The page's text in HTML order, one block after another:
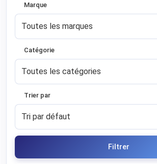
Marque
Catégorie
Trier par
Filtrer